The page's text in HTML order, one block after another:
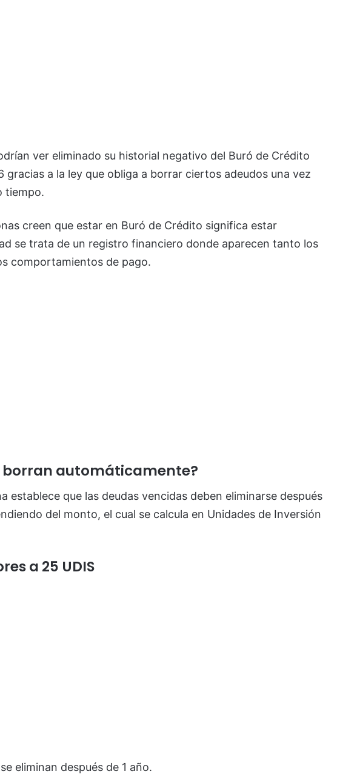
ver eliminado su historial negativo del Buró de Crédito
gracias a la ley que obliga a borrar ciertos adeudos una vez
tiempo.
creen que estar en Buró de Crédito significa estar
se trata de un registro financiero donde aparecen tanto los
comportamientos de pago.
borran automáticamente?
establece que las deudas vencidas deben eliminarse después
del monto, el cual se calcula en Unidades de Inversión
a 25 UDIS
eliminan después de 1 año.